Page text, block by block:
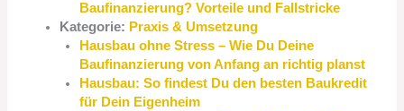
Baufinanzierung? Vorteile und Fallstricke
Kategorie: Praxis & Umsetzung
Hausbau ohne Stress – Wie Du Deine
Baufinanzierung von Anfang an richtig planst
Hausbau: So findest Du den besten Baukredit
für Dein Eigenheim